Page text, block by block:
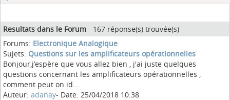
Resultats dans le Forum - 167 réponse(s) trouvée(s)
Forums: Electronique Analogique
Sujets: Questions sur les amplificateurs opérationnelles
Bonjour,j’espère que vous allez bien , j'ai juste quelques
questions concernant les amplificateurs opérationnelles ,
comment peut on id...
Auteur: adanay- Date: 25/04/2018 10:38